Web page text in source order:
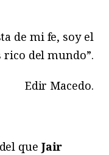
de mi fe, soy el
del mundo”.
Edir Macedo.
que Jair